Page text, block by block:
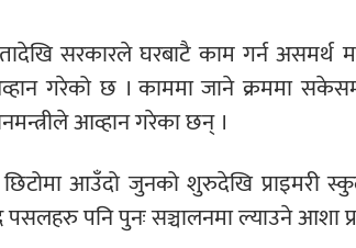
सरकारले घरबाटै काम गर्न
गरेको छ । काममा जाने क्रममा
आव्हान गरेका छन् ।
छिटोमा आउँदो जुनको शुरुदेखि प्राइमरी
पनि पुनः सञ्चालनमा ल्याउने आशा